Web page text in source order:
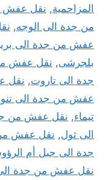
المزاحمية, نقل عفش
من جدة الى الوجه,
عفش من جدة الى
بلجرشى, نقل عفش
جدة الى تاروت, نقل
عفش من جدة الى
تيماء, نقل عفش من
الى ثول, نقل عفش
جدة الى جبل أم
نقل عفش من جدة